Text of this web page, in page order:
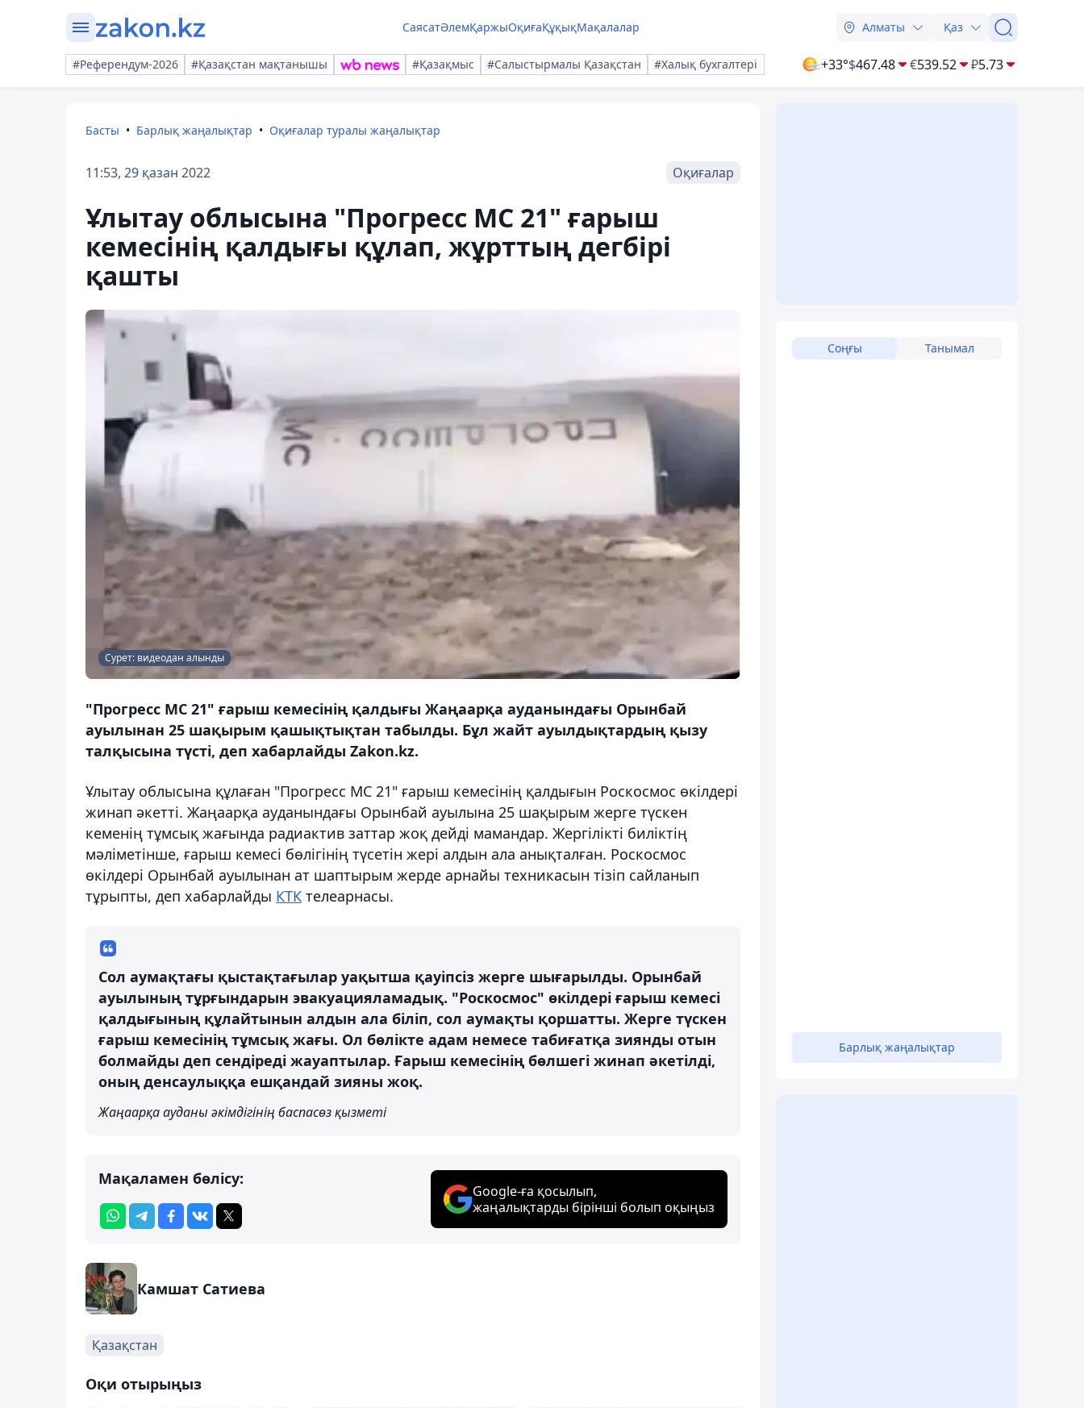
СаясатӘлемҚаржыОқиғаҚұқықМақалалар Алматы Қаз
#Референдум-2026 #Қазақстан мақтанышы #Қазақмыс #Салыстырмалы Қазақстан #Халық бухгалтері +33°$467.48 €539.52 ₽5.73
Басты Барлық жаңалықтар Оқиғалар туралы жаңалықтар
11:53, 29 қазан 2022 Оқиғалар
Ұлытау облысына "Прогресс МС 21" ғарыш
кемесінің қалдығы құлап, жұрттың дегбірі
қашты
Сурет: видеодан алынды
"Прогресс МС 21" ғарыш кемесінің қалдығы Жаңаарқа ауданындағы Орынбай
ауылынан 25 шақырым қашықтықтан табылды. Бұл жайт ауылдықтардың қызу
талқысына түсті, деп хабарлайды Zakon.kz.
Ұлытау облысына құлаған "Прогресс МС 21" ғарыш кемесінің қалдығын Роскосмос өкілдері
жинап әкетті. Жаңаарқа ауданындағы Орынбай ауылына 25 шақырым жерге түскен
кеменің тұмсық жағында радиактив заттар жоқ дейді мамандар. Жергілікті биліктің
мәліметінше, ғарыш кемесі бөлігінің түсетін жері алдын ала анықталған. Роскосмос
өкілдері Орынбай ауылынан ат шаптырым жерде арнайы техникасын тізіп сайланып
тұрыпты, деп хабарлайды КТК телеарнасы.
Сол аумақтағы қыстақтағылар уақытша қауіпсіз жерге шығарылды. Орынбай
ауылының тұрғындарын эвакуацияламадық. "Роскосмос" өкілдері ғарыш кемесі
қалдығының құлайтынын алдын ала біліп, сол аумақты қоршатты. Жерге түскен
ғарыш кемесінің тұмсық жағы. Ол бөлікте адам немесе табиғатқа зиянды отын
болмайды деп сендіреді жауаптылар. Ғарыш кемесінің бөлшегі жинап әкетілді,
оның денсаулыққа ешқандай зияны жоқ.
Жаңаарқа ауданы әкімдігінің баспасөз қызметі
Мақаламен бөлісу:
Google-ға қосылып,
жаңалықтарды бірінші болып оқыңыз
Камшат Сатиева
Қазақстан
Оқи отырыңыз
Соңғы Танымал
Барлық жаңалықтар